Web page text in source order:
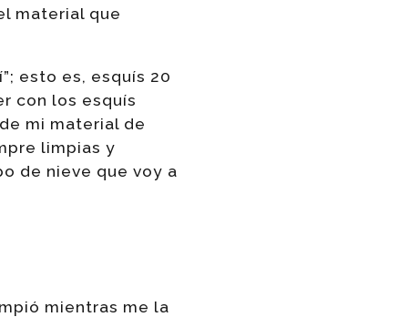
material que
esto es, esquís 20
con los esquís
mi material de
limpias y
de nieve que voy a
mientras me la